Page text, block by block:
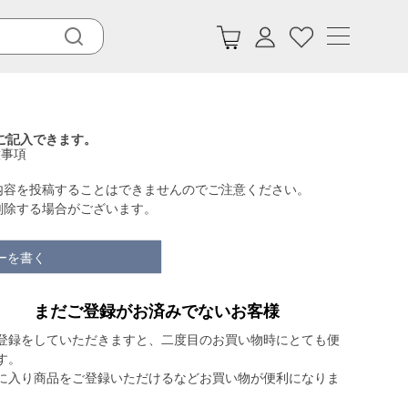
入できます。
項
を投稿することはできませんのでご注意ください。
する場合がございます。
を書く
まだご登録がお済みでないお客様
録をしていただきますと、二度目のお買い物時にとても便
。
入り商品をご登録いただけるなどお買い物が便利になりま